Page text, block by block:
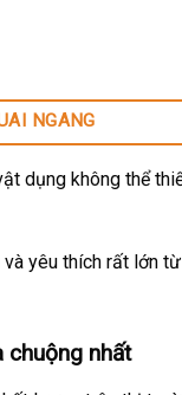
NGANG
dụng không thể
yêu thích rất lớn
nhất